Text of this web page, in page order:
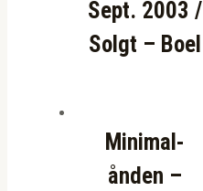
Sept. 2003 /
Solgt – Boel
Minimal-
ånden –